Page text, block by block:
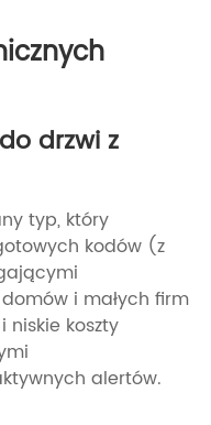
drzwi z
typ, który
kodów (z
i małych firm
niskie koszty
alertów.